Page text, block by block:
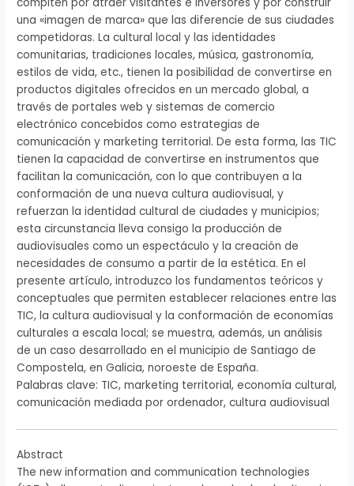
una «imagen de marca» que las diferencie de sus ciudades
competidoras. La cultural local y las identidades
comunitarias, tradiciones locales, música, gastronomía,
estilos de vida, etc., tienen la posibilidad de convertirse en
productos digitales ofrecidos en un mercado global, a
través de portales web y sistemas de comercio
electrónico concebidos como estrategias de
comunicación y marketing territorial. De esta forma, las TIC
tienen la capacidad de convertirse en instrumentos que
facilitan la comunicación, con lo que contribuyen a la
conformación de una nueva cultura audiovisual, y
refuerzan la identidad cultural de ciudades y municipios;
esta circunstancia lleva consigo la producción de
audiovisuales como un espectáculo y la creación de
necesidades de consumo a partir de la estética. En el
presente artículo, introduzco los fundamentos teóricos y
conceptuales que permiten establecer relaciones entre las
TIC, la cultura audiovisual y la conformación de economías
culturales a escala local; se muestra, además, un análisis
de un caso desarrollado en el municipio de Santiago de
Compostela, en Galicia, noroeste de España.
Palabras clave: TIC, marketing territorial, economía cultural,
comunicación mediada por ordenador, cultura audiovisual
Abstract
The new information and communication technologies